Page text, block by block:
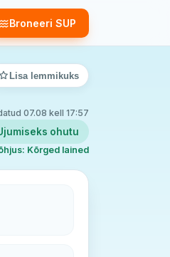
Broneeri SUP
Lisa lemmikuks
07.08 kell 17:57
ohutu
Kõrged lained